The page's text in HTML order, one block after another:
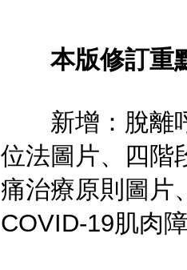
本版修訂重
新增：脫離呼
位法圖片、四階
痛治療原則圖片
COVID-19肌肉